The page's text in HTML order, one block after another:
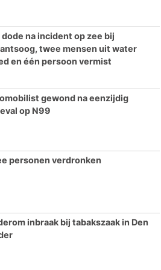
dode na incident op zee bij
twee mensen uit water
en één persoon vermist
gewond na eenzijdig
op N99
personen verdronken
inbraak bij tabakszaak in Den